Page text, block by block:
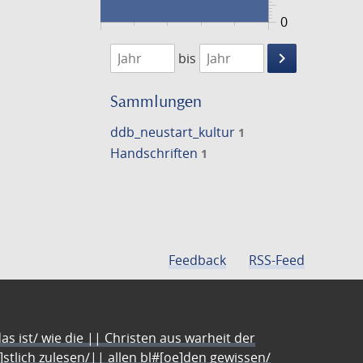
0
1474
1475
bis
keyboard_arrow_right
Suche
Sammlungen
ddb_neustart_kultur 1
Handschriften 1
Feedback RSS-Feed
ist/ wie die || Christen aus warheit der
zulesen/|| allen bl#[oe]den gewissen/